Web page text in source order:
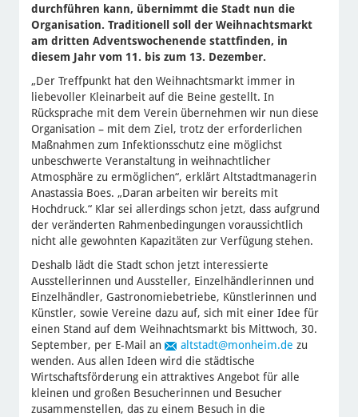
durchführen kann, übernimmt die Stadt nun die
Organisation. Traditionell soll der Weihnachtsmarkt
am dritten Adventswochenende stattfinden, in
diesem Jahr vom 11. bis zum 13. Dezember.
„Der Treffpunkt hat den Weihnachtsmarkt immer in
liebevoller Kleinarbeit auf die Beine gestellt. In
Rücksprache mit dem Verein übernehmen wir nun diese
Organisation – mit dem Ziel, trotz der erforderlichen
Maßnahmen zum Infektionsschutz eine möglichst
unbeschwerte Veranstaltung in weihnachtlicher
Atmosphäre zu ermöglichen“, erklärt Altstadtmanagerin
Anastassia Boes. „Daran arbeiten wir bereits mit
Hochdruck.“ Klar sei allerdings schon jetzt, dass aufgrund
der veränderten Rahmenbedingungen voraussichtlich
nicht alle gewohnten Kapazitäten zur Verfügung stehen.
Deshalb lädt die Stadt schon jetzt interessierte
Ausstellerinnen und Aussteller, Einzelhändlerinnen und
Einzelhändler, Gastronomiebetriebe, Künstlerinnen und
Künstler, sowie Vereine dazu auf, sich mit einer Idee für
einen Stand auf dem Weihnachtsmarkt bis Mittwoch, 30.
September, per E-Mail an
altstadt@monheim.de zu
wenden. Aus allen Ideen wird die städtische
Wirtschaftsförderung ein attraktives Angebot für alle
kleinen und großen Besucherinnen und Besucher
zusammenstellen, das zu einem Besuch in die